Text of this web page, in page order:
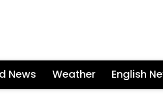
News Weather English